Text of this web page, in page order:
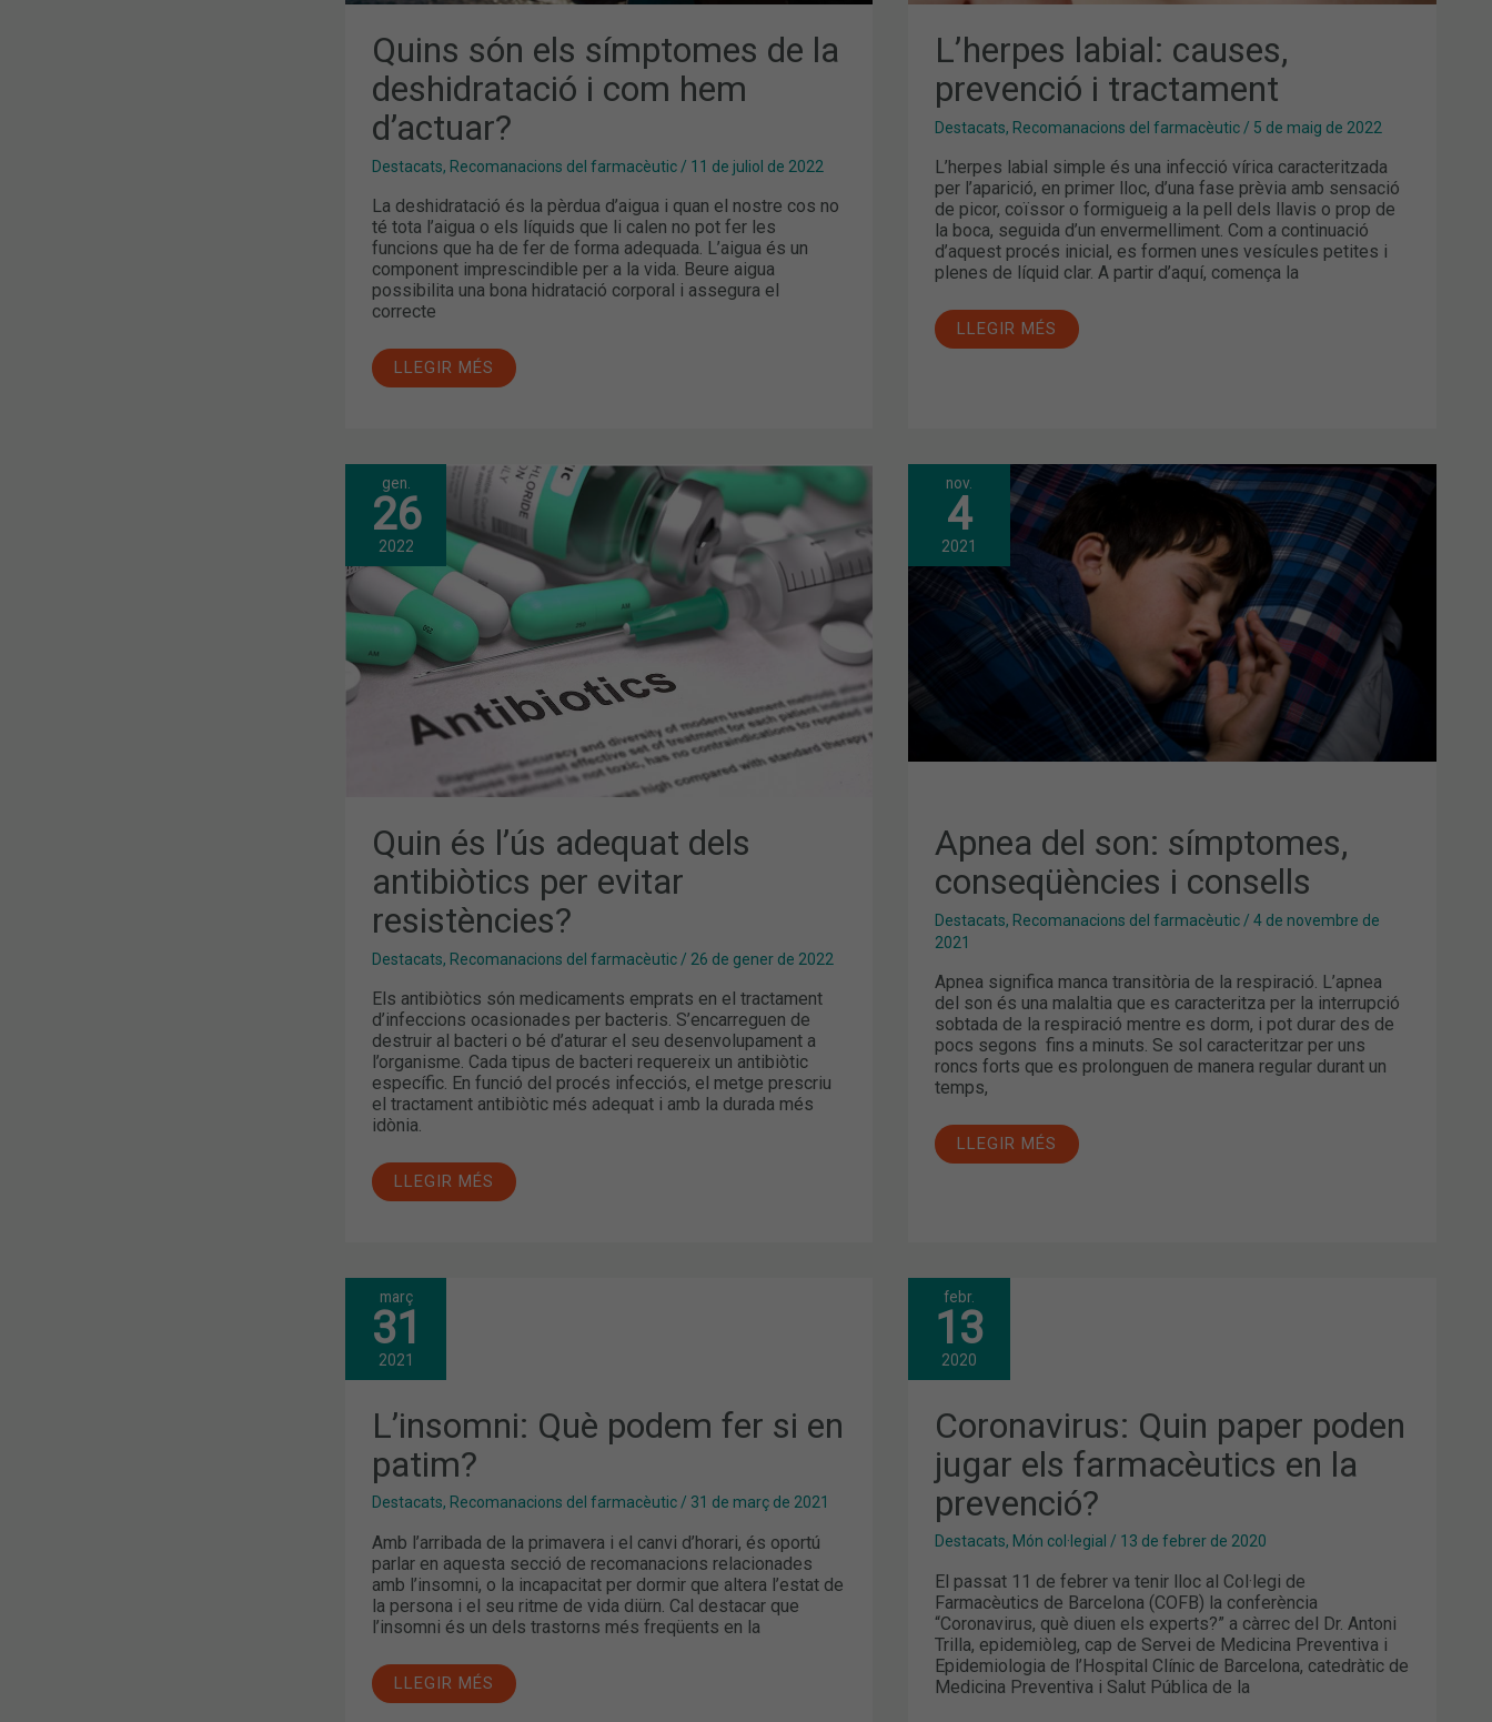
Quins són els símptomes de la
deshidratació i com hem
d’actuar?
Destacats, Recomanacions del farmacèutic/ 11 de juliol de 2022
La deshidratació és la pèrdua d’aigua i quan el nostre cos no
té tota l’aigua o els líquids que li calen no pot fer les
funcions que ha de fer de forma adequada. L’aigua és un
component imprescindible per a la vida. Beure aigua
possibilita una bona hidratació corporal i assegura el
correcte
LLEGIR MÉS
L’herpes labial: causes,
prevenció i tractament
Destacats, Recomanacions del farmacèutic / 5 de maig de 2022
L’herpes labial simple és una infecció vírica caracteritzada
per l’aparició, en primer lloc, d’una fase prèvia amb sensació
de picor, coïssor o formigueig a la pell dels llavis o prop de
la boca, seguida d’un envermelliment. Com a continuació
d’aquest procés inicial, es formen unes vesícules petites i
plenes de líquid clar. A partir d’aquí, comença la
LLEGIR MÉS
gen.
26
2022
Quin és l’ús adequat dels
antibiòtics per evitar
resistències?
Destacats, Recomanacions del farmacèutic/ 26 de gener de 2022
Els antibiòtics són medicaments emprats en el tractament
d’infeccions ocasionades per bacteris. S’encarreguen de
destruir al bacteri o bé d’aturar el seu desenvolupament a
l’organisme. Cada tipus de bacteri requereix un antibiòtic
específic. En funció del procés infecciós, el metge prescriu
el tractament antibiòtic més adequat i amb la durada més
idònia.
QUIN
ÉS
L’ÚS
ADEQUAT
DELS
ANTIBIÒTICS
PER
EVITAR
RESISTÈNCIES?
LLEGIR MÉS
nov.
4
2021
Apnea del son: símptomes,
conseqüències i consells
Destacats, Recomanacions del farmacèutic /4 de novembre de
2021
Apnea significa manca transitòria de la respiració. L’apnea
del son és una malaltia que es caracteritza per la interrupció
sobtada de la respiració mentre es dorm, i pot durar des de
pocs segons fins a minuts. Se sol caracteritzar per uns
roncs forts que es prolonguen de manera regular durant un
temps,
APNEA
DEL
SON:
SÍMPTOMES,
CONSEQÜÈNCIES
CONSELLS
LLEGIR MÉS
març
31
2021
L’insomni: Què podem fer si en
patim?
Destacats, Recomanacions del farmacèutic/ 31 de març de 2021
Amb l’arribada de la primavera i el canvi d’horari, és oportú
parlar en aquesta secció de recomanacions relacionades
amb l’insomni, o la incapacitat per dormir que altera l’estat de
la persona i el seu ritme de vida diürn. Cal destacar que
l’insomni és un dels trastorns més freqüents en la
L’INSOMNI:
QUÈ
PODEM
FER
SI
PATIM?
LLEGIR MÉS
febr.
13
2020
Coronavirus: Quin paper poden
jugar els farmacèutics en la
prevenció?
Destacats, Món col·legial / 13 de febrer de 2020
El passat 11 de febrer va tenir lloc al Col·legi de
Farmacèutics de Barcelona (COFB) la conferència
“Coronavirus, què diuen els experts?” a càrrec del Dr. Antoni
Trilla, epidemiòleg, cap de Servei de Medicina Preventiva i
Epidemiologia de l’Hospital Clínic de Barcelona, catedràtic de
Medicina Preventiva i Salut Pública de la
CORONAVIRUS:
QUIN
PAPER
PODEN
JUGAR
FARMACÈUTICS
EN
LA
PREVENCIÓ?